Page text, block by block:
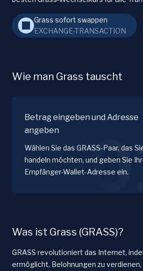
Grass sofort swappen
EXCHANGE-TRANSACTION
Wie man Grass tauscht
Betrag eingeben und Adresse
angeben
Wählen Sie das GRASS-Paar, das
handeln möchten, und geben Sie
Empfänger-Wallet-Adresse ein.
Was ist Grass (GRASS)?
GRASS revolutioniert das Internet,
ermöglicht, Belohnungen zu verdienen,